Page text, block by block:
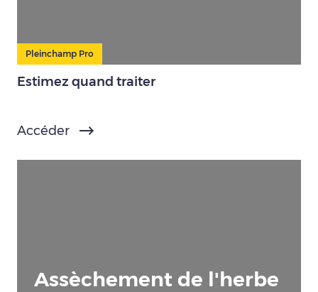
Pleinchamp Pro
Estimez quand traiter
Accéder
Assèchement de l'herbe